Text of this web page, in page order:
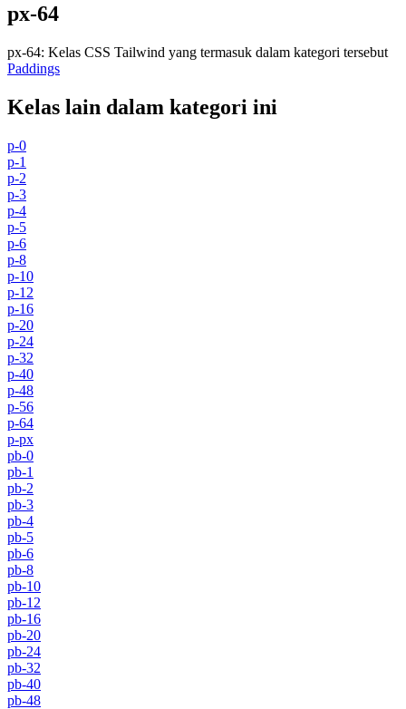
px-64
px-64: Kelas CSS Tailwind yang termasuk dalam kategori tersebut
Paddings
Kelas lain dalam kategori ini
p-0
p-1
p-2
p-3
p-4
p-5
p-6
p-8
p-10
p-12
p-16
p-20
p-24
p-32
p-40
p-48
p-56
p-64
p-px
pb-0
pb-1
pb-2
pb-3
pb-4
pb-5
pb-6
pb-8
pb-10
pb-12
pb-16
pb-20
pb-24
pb-32
pb-40
pb-48